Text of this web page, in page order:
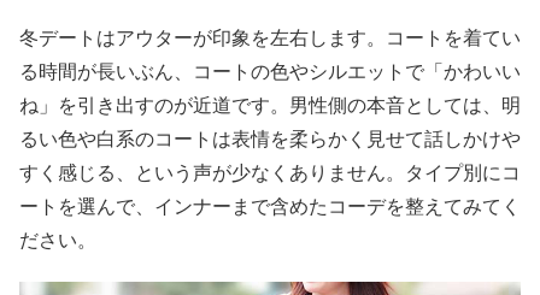
冬デートはアウターが印象を左右します。コートを着てい
る時間が長いぶん、コートの色やシルエットで「かわいい
ね」を引き出すのが近道です。男性側の本音としては、明
るい色や白系のコートは表情を柔らかく見せて話しかけや
すく感じる、という声が少なくありません。タイプ別にコ
ートを選んで、インナーまで含めたコーデを整えてみてく
ださい。